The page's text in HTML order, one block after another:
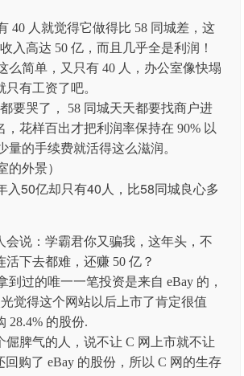
40 人就觉得它做得比 58 同城差，这
入高达 50 亿，而且几乎全是利润！
么简单，又只有 40 人，办公室像快塌
有工资了吧。
要哭了， 58 同城天天都要找商户进
，花样百出才把利润率保持在 90% 以
量的手续费就活得这么滋润。
的外景）
会说：学霸君你又骗我，这年头，不
活下去都难，还赚 50 亿？
到过的唯一一笔投资是来自 eBay 的，
觉得这个网站以后上市了肯定很值
28.4% 的股份.
倔脾气的人，说不让 C 网上市就不让
回购了 eBay 的股份，所以 C 网的生存